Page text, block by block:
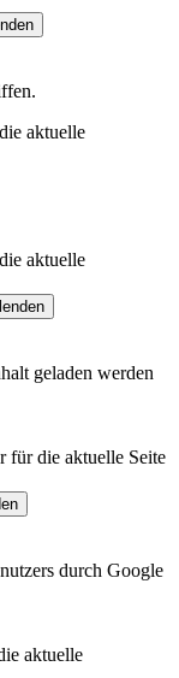
aktuelle
aktuelle
geladen werden
für die aktuelle Seite
durch Google
aktuelle